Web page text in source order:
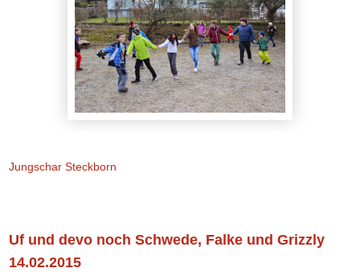
Jungschar Steckborn
Uf und devo noch Schwede, Falke und Grizzly
14.02.2015